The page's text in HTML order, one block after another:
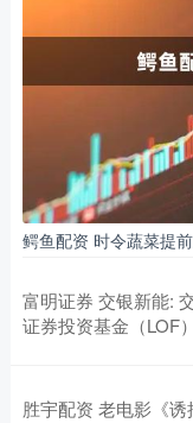
鳄鱼配资 时令蔬菜提
富明证券 交银新能:
证券投资基金（LOF
胜宇配资 老电影《